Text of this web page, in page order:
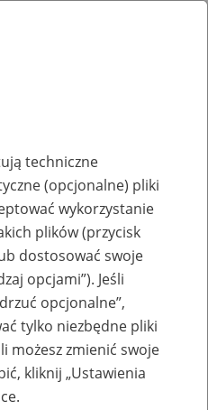
eZUS, wizyty
Aktywni 50+
techniczne
(opcjonalne) pliki
wykorzystanie
plików (przycisk
dostosować swoje
opcjami”). Jeśli
opcjonalne”,
tylko niezbędne pliki
możesz zmienić swoje
kliknij „Ustawienia